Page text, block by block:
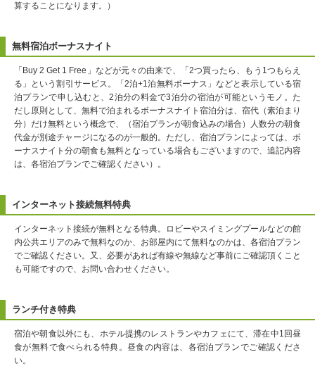
算することになります。）
無料宿泊ボーナスナイト
「Buy 2 Get 1 Free」などが元々の由来で、「2つ買ったら、もう1つもらえ
る」という割引サービス。「2泊+1泊無料ボーナス」などと表示している宿
泊プランで申し込むと、2泊分の料金で3泊分の宿泊が可能というモノ。た
だし原則として、無料で泊まれるボーナスナイト宿泊分は、宿代（素泊まり
分）だけ無料という概念で、（宿泊プランが朝食込みの場合）人数分の朝食
代金が別途チャージになるのが一般的。ただし、宿泊プランによっては、ボ
ーナスナイト分の朝食も無料となっている場合もございますので、追記内容
は、各宿泊プランでご確認ください）。
インターネット接続無料特典
インターネット接続が無料となる特典。ロビーやスイミングプールなどの館
内公共エリアのみで無料なのか、お部屋内にて無料なのかは、各宿泊プラン
でご確認ください。又、必要があれば有線や無線など事前にご確認頂くこと
も可能ですので、お問い合わせください。
ランチ付き特典
宿泊や朝食以外にも、ホテル提携のレストランやカフェにて、滞在中1回昼
食が無料で食べられる特典。昼食の内容は、各宿泊プランでご確認くださ
い。